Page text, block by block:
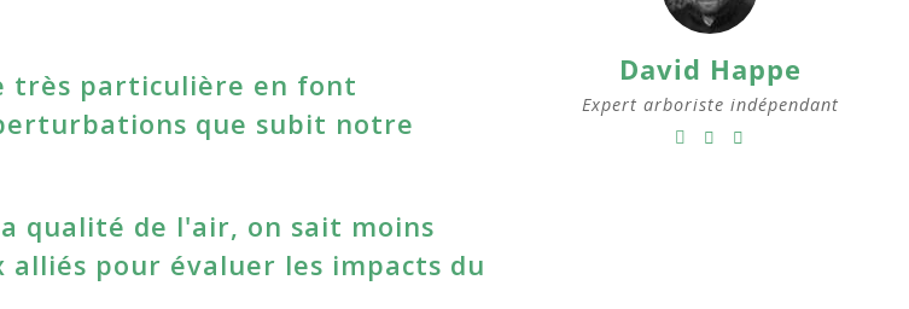
très particulière en font
que subit notre
qualité de l'air, on sait moins
pour évaluer les impacts du
David Happe
Expert arboriste indépendant